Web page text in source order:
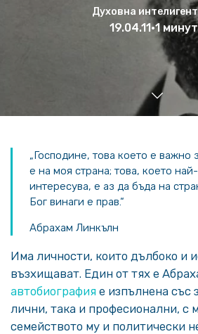
Духовна
19.04.11•1
„Господине, това което е важно
е на моя страна; това, което
интересува, е аз да бъда на
Бог винаги е прав.“
Абрахам Линкълн
Има личности, които дълбоко и
възхищават. Един от тях е
автобиография е изпълнена със
лични, така и професионални, с
семейството му и политически